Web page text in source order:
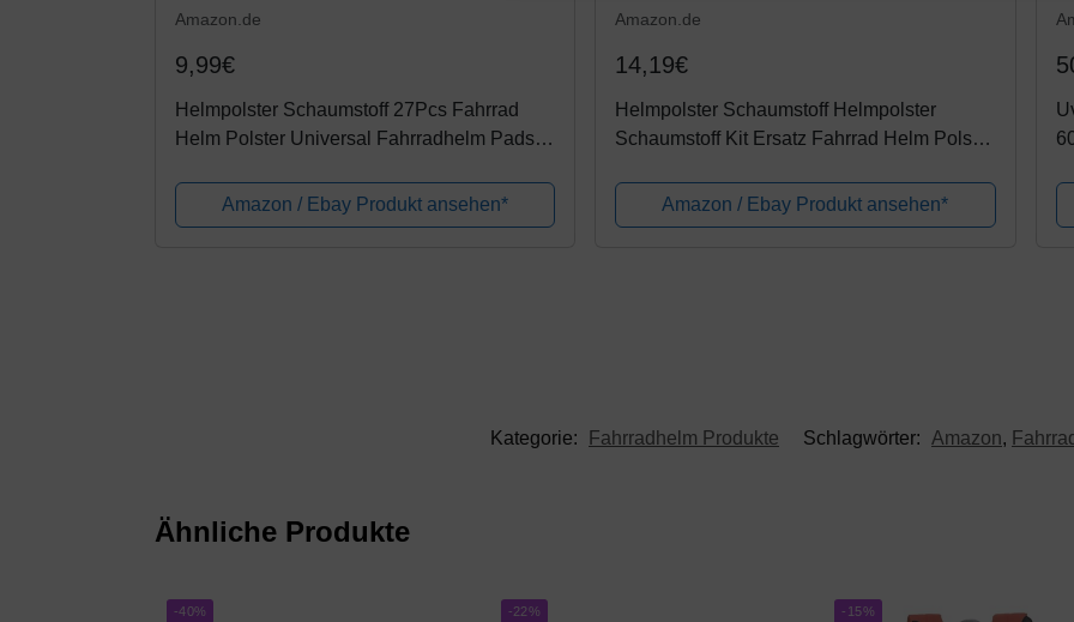
Amazon.de
9,99€
Helmpolster Schaumstoff 27Pcs Fahrrad
Helm Polster Universal Fahrradhelm Pads
Helmpolster Ersatz mit 54 Klettpunkte
Amazon / Ebay Produkt ansehen*
Amazon.de
14,19€
Helmpolster Schaumstoff Helmpolster
Schaumstoff Kit Ersatz Fahrrad Helm Polster
Schwammpolster Kit Sicherheit Helm...
Amazon / Ebay Produkt ansehen*
Kategorie: Fahrradhelm Produkte Schlagwörter: Amazon,
Ähnliche Produkte
-40% -22% -15%